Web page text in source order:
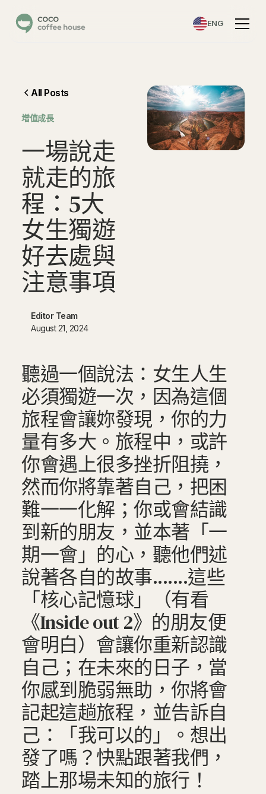
ENG
All Posts
增值成長
一場說走
就走的旅
程 ： 5大
女生獨遊
好去處與
注意事項
Editor Team
August 21, 2024
聽過一個說法：女生人生
必須獨遊一次，因為這個
旅程會讓妳發現，你的力
量有多大。旅程中，或許
你會遇上很多挫折阻撓，
然而你將靠著自己，把困
難一一化解；你或會結識
到新的朋友，並本著「一
期一會」的心，聽他們述
說著各自的故事.......這些
「核心記憶球」（有看
《Inside out 2》的朋友便
會明白）會讓你重新認識
自己；在未來的日子，當
你感到脆弱無助，你將會
記起這趟旅程，並告訴自
己：「我可以的」。想出
發了嗎？快點跟著我們，
踏上那場未知的旅行！